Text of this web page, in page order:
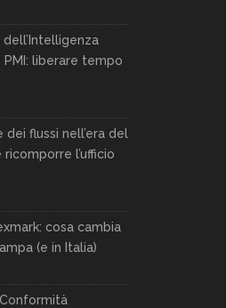
dell’Intelligenza
liberare tempo
flussi nell’era del
l’ufficio
cosa cambia
(e in Italia)